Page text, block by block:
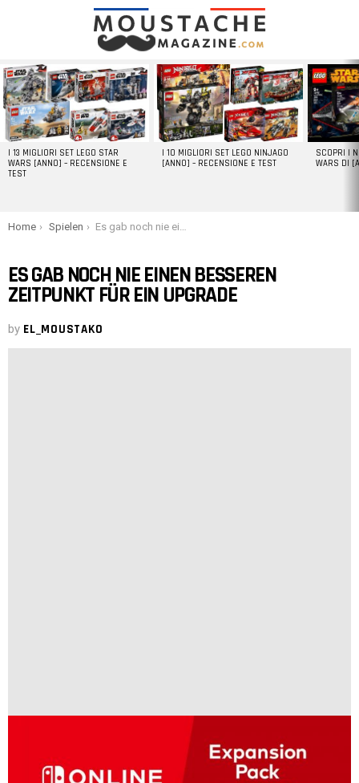
LATEST
STORIES
I 13 MIGLIORI SET LEGO STAR
WARS [ANNO] – RECENSIONE E
TEST
I 10 MIGLIORI SET LEGO NINJAGO
[ANNO] – RECENSIONE E TEST
SCOPRI I
WARS DI
You are here:
Home Spielen Es gab noch nie einen besseren Zeitpunkt für ein Upgrade
ES GAB NOCH NIE EINEN BESSEREN
ZEITPUNKT FÜR EIN UPGRADE
by EL_MOUSTAKO